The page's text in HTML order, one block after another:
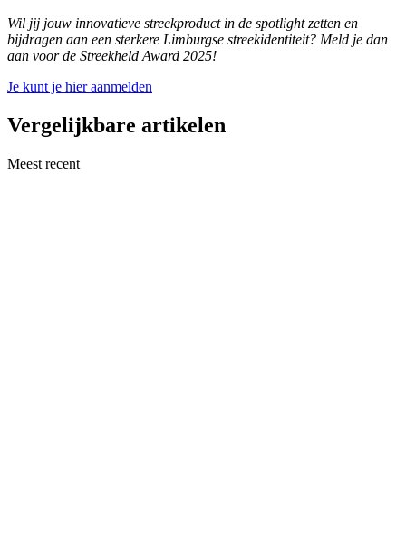
Wil jij jouw innovatieve streekproduct in de spotlight zetten en
bijdragen aan een sterkere Limburgse streekidentiteit? Meld je dan
aan voor de Streekheld Award 2025!
Je kunt je hier aanmelden
Vergelijkbare artikelen
Meest recent